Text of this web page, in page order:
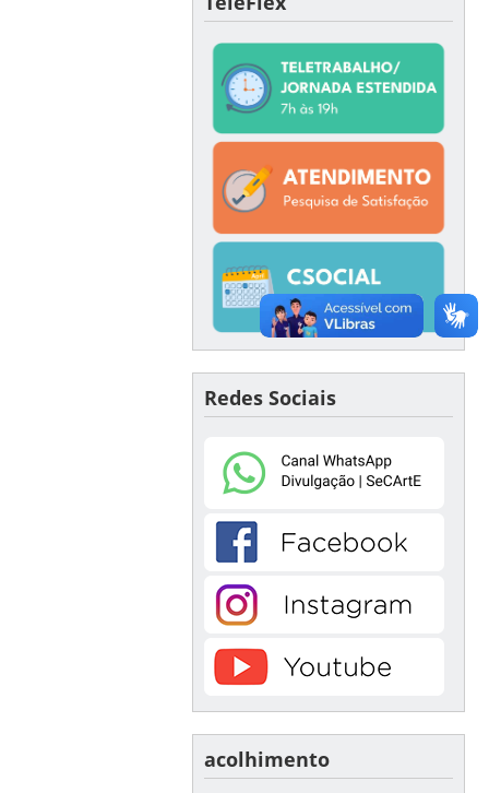
Redes Sociais
acolhimento